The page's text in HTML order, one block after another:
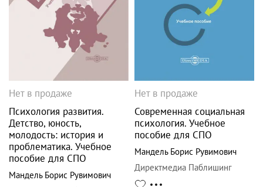
Нет в продаже
Психология развития.
Детство, юность,
молодость: история и
проблематика. Учебное
пособие для СПО
Мандель Борис Рувимович
Нет в продаже
Современная социальная
психология. Учебное
пособие для СПО
Мандель Борис Рувимович
Директмедиа Паблишинг